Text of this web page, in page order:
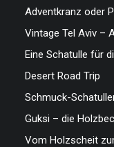
Adventkranz oder
Vintage Tel Aviv –
Eine Schatulle für
Desert Road Trip
Schmuck-
Guksi – die
Vom Holzscheit